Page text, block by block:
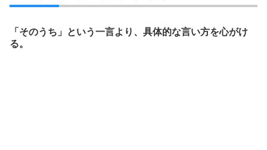
「そのうち」という一言より、具体的な言い方を心がけ
る。